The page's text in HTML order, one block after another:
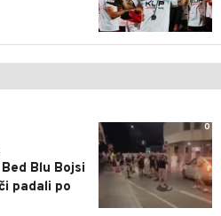
0
Blu Bojsi
padali po